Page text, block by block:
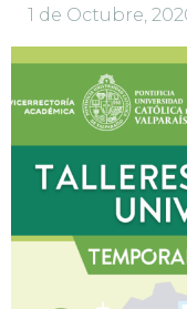
1 de Octubre,